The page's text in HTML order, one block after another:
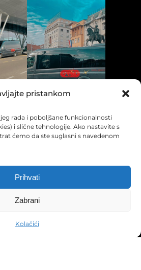
pristankom
rada i poboljšane funkcionalnosti
i slične tehnologije. Ako nastavite s
ćemo da ste suglasni s navedenom
Prihvati
Zabrani
Kolačići
Uvjeti korištenja